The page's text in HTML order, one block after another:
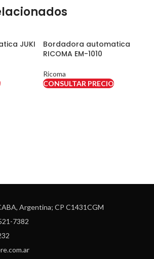
JUKI
Bordadora automatica
RICOMA EM-1010
Ricoma
CONSULTAR PRECIO
Argentina; CP C1431CGM
7382